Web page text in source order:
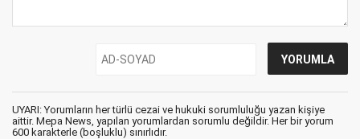
UYARI: Yorumların her türlü cezai ve hukuki sorumluluğu yazan kişiye
aittir. Mepa News, yapılan yorumlardan sorumlu değildir. Her bir yorum
600 karakterle (boşluklu) sınırlıdır.